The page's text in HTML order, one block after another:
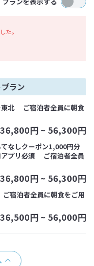
た。
ラン
北 ご宿泊者全員に朝食
36,800円 ~ 56,300円
なしクーポン1,000円分
プリ必須 ご宿泊者全員
36,800円 ~ 56,300円
宿泊者全員に朝食をご用
36,500円 ~ 56,000円